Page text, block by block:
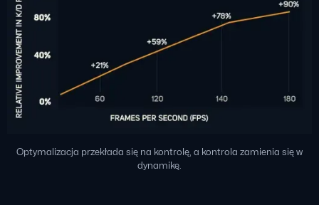
Optymalizacja przekłada się na kontrolę, a kontrola zamienia się w
dynamikę.